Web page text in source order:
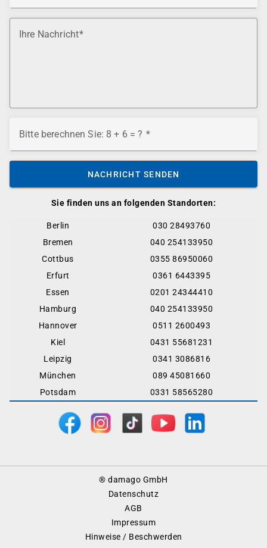
Sie finden uns an folgenden Standorten:
Berlin
030 28493760
Bremen
040 254133950
Cottbus
0355 86950060
Erfurt
0361 6443395
Essen
0201 24344410
Hamburg
040 254133950
Hannover
0511 2600493
Kiel
0431 55681231
Leipzig
0341 3086816
München
089 45081660
Potsdam
0331 58565280
Ihre Nachricht
Bitte berechnen Sie: 8 + 6 = ?
NACHRICHT SENDEN
® damago GmbH
Datenschutz
AGB
Impressum
Hinweise / Beschwerden